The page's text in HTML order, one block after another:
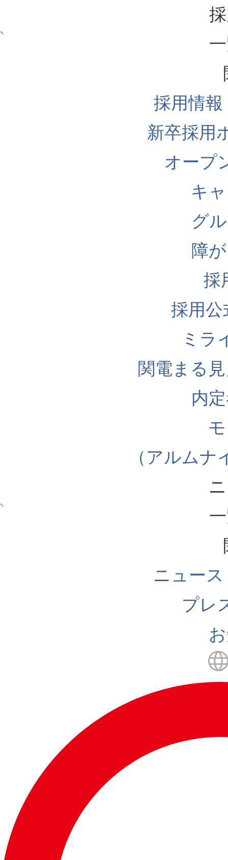
採用情
新卒採用
オープ
キ
グ
障
採
採用公
ミラ
関電まる
内
（アルム
ニュー
プレ